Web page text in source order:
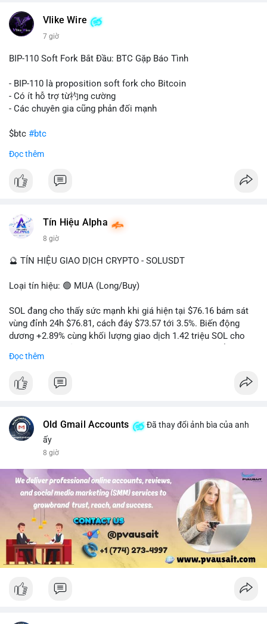
này có thể phản ánh ba kịch bản chính: thứ nhất, cá voi đang
chuẩn bị thanh khoản bằng cách chuyển lên sàn giao dịch, tạo
để nắm giữ dài hạn, thể hiện niềm tin vào xu hướng tăng; thứ
tán rủi ro. Với mức giá 65K, khối lượng này không quá lớn để
gây sốc thanh khoản tức thời, nhưng vẫn đủ sức tạo biến động
tâm lý ngắn hạn nếu hướng đến sàn tập trung.
Lời khuyên cho nhà đầu tư nhỏ lẻ:
hướng đi của dòng tiền. Tránh hành động theo cảm xúc, ưu
rõ ràng về đích đến của số BTC này.
#dongtienlon
Vlike Wire
7 giờ
BIP-110 Soft Fork Bắt Đầu: BTC Gặp Báo Tình
- BIP-110 là proposition soft fork cho Bitcoin
- Có ít hỗ trợ từ礿ng cường
- Các chuyên gia cũng phản đối mạnh
$btc #btc
#vlikevn
📰 Nguồn: CoinDesk
Đọc thêm
Tín Hiệu Alpha
8 giờ
🔮 TÍN HIỆU GIAO DỊCH CRYPTO - SOLUSDT
Loại tín hiệu: 🟢 MUA (Long/Buy)
SOL đang cho thấy sức mạnh khi giá hiện tại $76.16 bám sát
vùng đỉnh 24h $76.81, cách đáy $73.57 tới 3.5%. Biến động
dương +2.89% cùng khối lượng giao dịch 1.42 triệu SOL cho
hoàn toàn nhịp điều chỉnh.
Khuyến nghị giao dịch cụ thể:
- Mục tiêu chốt lời: TP1: 77.50, TP2: 78.80
- Cắt lỗ: 74.90 (dưới vùng hỗ trợ gần nhất)
chốt 50% vị thế tại TP1 và dời stop loss về điểm hòa vốn.
#solusdt #longsol #vung76 #breakoutsol #lenhmuasol
Đọc thêm
Old Gmail Accounts
Đã thay đổi ảnh bìa của anh
ấy
8 giờ